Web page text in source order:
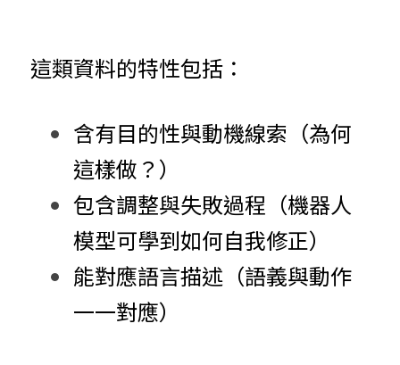
這類資料的特性包括：
含有目的性與動機線索（為何
這樣做？）
包含調整與失敗過程（機器人
模型可學到如何自我修正）
能對應語言描述（語義與動作
一一對應）